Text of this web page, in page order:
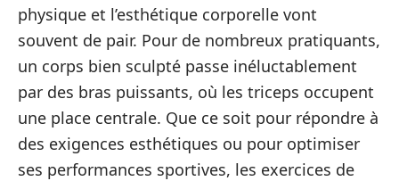
physique et l’esthétique corporelle vont
souvent de pair. Pour de nombreux pratiquants,
un corps bien sculpté passe inéluctablement
par des bras puissants, où les triceps occupent
une place centrale. Que ce soit pour répondre à
des exigences esthétiques ou pour optimiser
ses performances sportives, les exercices de